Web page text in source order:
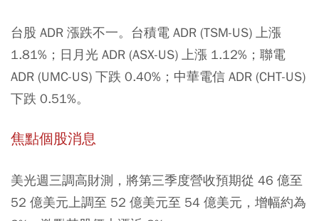
台股 ADR 漲跌不一。台積電 ADR (TSM-US) 上漲
1.81%；日月光 ADR (ASX-US) 上漲 1.12%；聯電
ADR (UMC-US) 下跌 0.40%；中華電信 ADR (CHT-US)
下跌 0.51%。
焦點個股消息
美光週三調高財測，將第三季度營收預期從 46 億至
52 億美元上調至 52 億美元至 54 億美元，增幅約為